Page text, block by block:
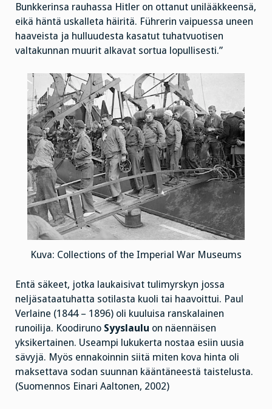
Bunkkerinsa rauhassa Hitler on ottanut unilääkkeensä,
eikä häntä uskalleta häiritä. Führerin vaipuessa uneen
haaveista ja hulluudesta kasatut tuhatvuotisen
valtakunnan muurit alkavat sortua lopullisesti.”
Kuva: Collections of the Imperial War Museums
Entä säkeet, jotka laukaisivat tulimyrskyn jossa
neljäsataatuhatta sotilasta kuoli tai haavoittui. Paul
Verlaine (1844 – 1896) oli kuuluisa ranskalainen
runoilija. Koodiruno Syyslaulu on näennäisen
yksikertainen. Useampi lukukerta nostaa esiin uusia
sävyjä. Myös ennakoinnin siitä miten kova hinta oli
maksettava sodan suunnan kääntäneestä taistelusta.
(Suomennos Einari Aaltonen, 2002)